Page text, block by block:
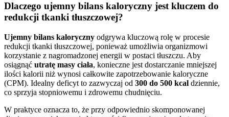
Dlaczego ujemny bilans kaloryczny jest kluczem do
redukcji tkanki tłuszczowej?
Ujemny bilans kaloryczny odgrywa kluczową rolę w procesie
redukcji tkanki tłuszczowej, ponieważ umożliwia organizmowi
korzystanie z nagromadzonej energii w postaci tłuszczu. Aby
osiągnąć utratę masy ciała, konieczne jest dostarczanie mniejszej
ilości kalorii niż wynosi całkowite zapotrzebowanie kaloryczne
(CPM). Idealny deficyt to zazwyczaj od 300 do 500 kcal dziennie,
co sprzyja stopniowemu i zdrowemu chudnięciu.
W praktyce oznacza to, że przy odpowiednio skomponowanej